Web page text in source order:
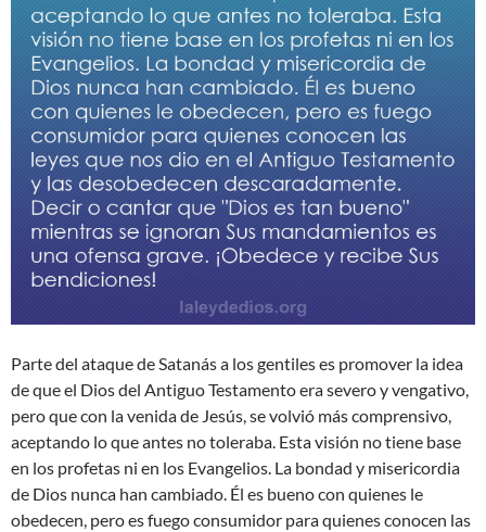
Parte del ataque de Satanás a los gentiles es promover la idea
de que el Dios del Antiguo Testamento era severo y vengativo,
pero que con la venida de Jesús, se volvió más comprensivo,
aceptando lo que antes no toleraba. Esta visión no tiene base
en los profetas ni en los Evangelios. La bondad y misericordia
de Dios nunca han cambiado. Él es bueno con quienes le
obedecen, pero es fuego consumidor para quienes conocen las